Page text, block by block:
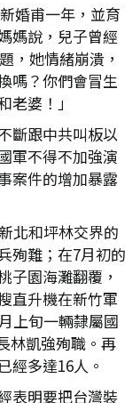
婚甫一年，並育
媽說，兒子曾經
，她情緒崩潰，
嗎？你們會冒生
婆！」
斷跟中共叫板以
軍不得不加強演
案件的增加暴露
北和坪林交界的
殉難；在7月初的
子園海灘翻覆，
直升機在新竹軍
上旬一輛隸屬國
林凱強殉職。再
經多達16人。
表明要把台灣裝